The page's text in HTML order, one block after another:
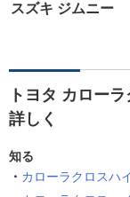
スズキ ジムニー
トヨタ カロー
詳しく
知る
カローラクロスハ